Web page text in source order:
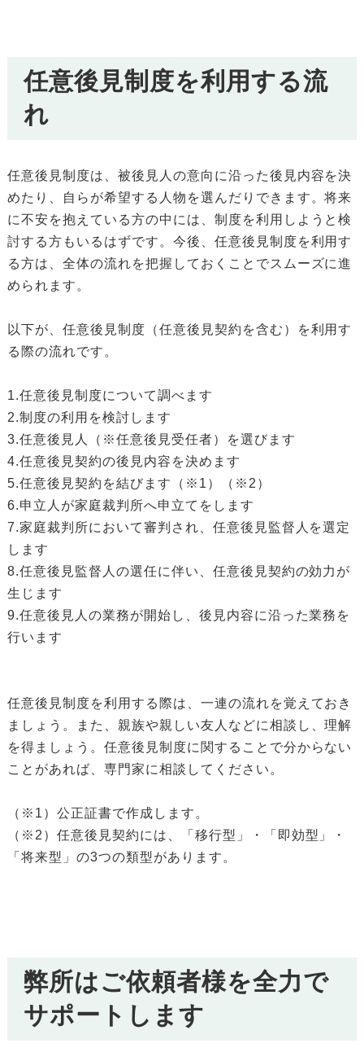
任意後見制度を利用する流
れ
任意後見制度は、被後見人の意向に沿った後見内容を決
めたり、自らが希望する人物を選んだりできます。将来
に不安を抱えている方の中には、制度を利用しようと検
討する方もいるはずです。今後、任意後見制度を利用す
る方は、全体の流れを把握しておくことでスムーズに進
められます。
以下が、任意後見制度（任意後見契約を含む）を利用す
る際の流れです。
1.任意後見制度について調べます
2.制度の利用を検討します
3.任意後見人（※任意後見受任者）を選びます
4.任意後見契約の後見内容を決めます
5.任意後見契約を結びます（※1）（※2）
6.申立人が家庭裁判所へ申立てをします
7.家庭裁判所において審判され、任意後見監督人を選定
します
8.任意後見監督人の選任に伴い、任意後見契約の効力が
生じます
9.任意後見人の業務が開始し、後見内容に沿った業務を
行います
任意後見制度を利用する際は、一連の流れを覚えておき
ましょう。また、親族や親しい友人などに相談し、理解
を得ましょう。任意後見制度に関することで分からない
ことがあれば、専門家に相談してください。
（※1）公正証書で作成します。
（※2）任意後見契約には、「移行型」・「即効型」・
「将来型」の3つの類型があります。
弊所はご依頼者様を全力で
サポートします